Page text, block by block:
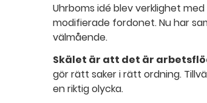
Uhrboms idé blev verklighet
modifierade fordonet. Nu har
välmående.
Skälet är att det är
gör rätt saker i rätt ordning.
en riktig olycka.